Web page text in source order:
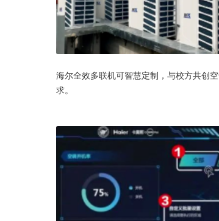
海尔全效多联机可智慧定制，与校方共创
求。